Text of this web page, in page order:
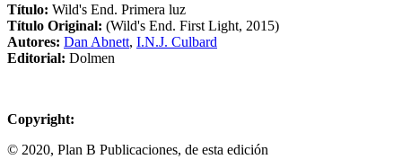
Título: Wild's End. Primera luz
Título Original: (Wild's End. First Light, 2015)
Autores: Dan Abnett, I.N.J. Culbard
Editorial: Dolmen
Copyright:
© 2020, Plan B Publicaciones, de esta edición